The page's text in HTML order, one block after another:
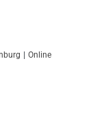
Online